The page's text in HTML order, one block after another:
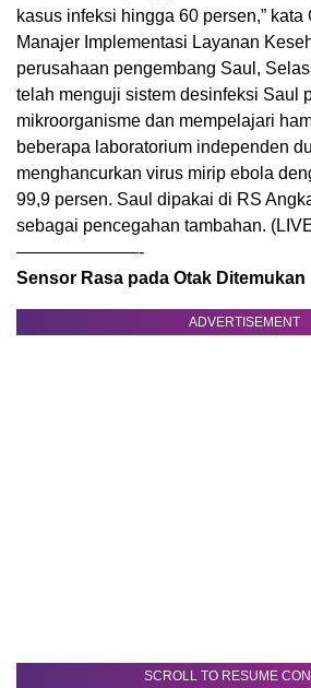
kasus infeksi hingga 60 persen,” kata
Manajer Implementasi Layanan
perusahaan pengembang Saul,
telah menguji sistem desinfeksi Saul
mikroorganisme dan mempelajari
beberapa laboratorium independen
menghancurkan virus mirip ebola
99,9 persen. Saul dipakai di RS
sebagai pencegahan tambahan.
———————-
Sensor Rasa pada Otak Ditemukan
ADVERTISEMENT
SCROLL TO RESUME